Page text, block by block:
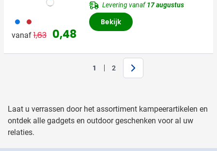
023 008
vanaf Normale prijs
1,63 Speciale prijs
0,48
Levering vanaf17 augustus
Bekijk
U lees momenteel pagina
1 Pagina
2 Volgende
Laat u verrassen door het assortiment kampeerartikelen en
ontdek alle gadgets en outdoor geschenken voor al uw
relaties.